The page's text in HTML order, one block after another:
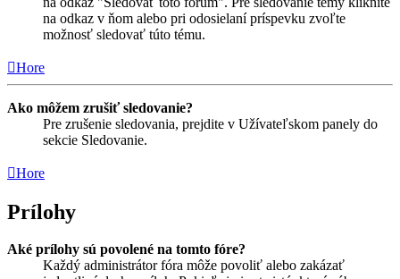
na odkaz v ňom alebo pri odosielaní príspevku zvoľte
možnosť sledovať túto tému.
Hore
Ako môžem zrušiť sledovanie?
Pre zrušenie sledovania, prejdite v Užívateľskom panely do
sekcie Sledovanie.
Hore
Prílohy
Aké prílohy sú povolené na tomto fóre?
Každý administrátor fóra môže povoliť alebo zakázať